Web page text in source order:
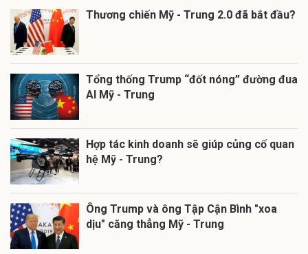
Thương chiến Mỹ - Trung 2.0 đã bắt đầu?
Tổng thống Trump “đốt nóng” đường đua
AI Mỹ - Trung
Hợp tác kinh doanh sẽ giúp củng cố quan
hệ Mỹ - Trung?
Ông Trump và ông Tập Cận Bình "xoa
dịu" căng thẳng Mỹ - Trung